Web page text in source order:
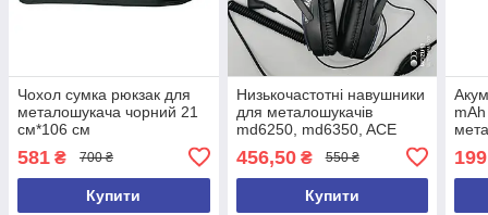
Чохол сумка рюкзак для
металошукача чорний 21
см*106 см
581 ₴ 700 ₴
Купити
Низькочастотні навушники
для металошукачів
md6250, md6350, ACE
ACE350, GARRET 2026 рік
456,50₴ 550 ₴
Купити